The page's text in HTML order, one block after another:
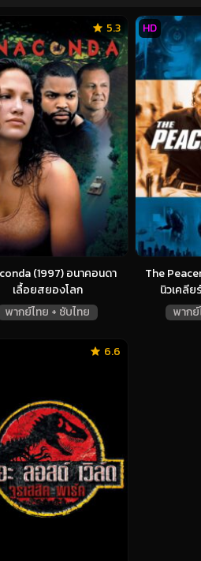
(1997) อนาคอนดา
เลื้อยสยองโลก
พากย์ไทย + ซับไทย
5.3
The
นิวเคลีย
พากย์
HD
6.6